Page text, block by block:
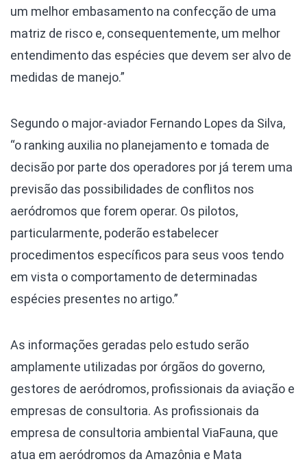
um melhor embasamento na confecção de uma
matriz de risco e, consequentemente, um melhor
entendimento das espécies que devem ser alvo de
medidas de manejo.”
Segundo o major-aviador Fernando Lopes da Silva,
“o ranking auxilia no planejamento e tomada de
decisão por parte dos operadores por já terem uma
previsão das possibilidades de conflitos nos
aeródromos que forem operar. Os pilotos,
particularmente, poderão estabelecer
procedimentos específicos para seus voos tendo
em vista o comportamento de determinadas
espécies presentes no artigo.”
As informações geradas pelo estudo serão
amplamente utilizadas por órgãos do governo,
gestores de aeródromos, profissionais da aviação e
empresas de consultoria. As profissionais da
empresa de consultoria ambiental ViaFauna, que
atua em aeródromos da Amazônia e Mata